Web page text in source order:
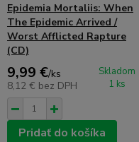
Epidemia Mortaliis: When
The Epidemic Arrived /
Worst Afflicted Rapture
(CD)
9,99 €/ks
8,12 € bez DPH
Skladom
1 ks
Pridať do košíka